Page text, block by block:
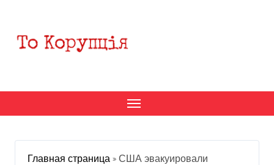
содержанию
Главная страница » США эвакуировали